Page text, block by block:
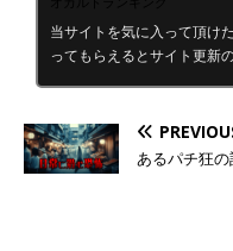
当サイトを気に入って頂け
ってもらえるとサイト更新
あるパチ狂の